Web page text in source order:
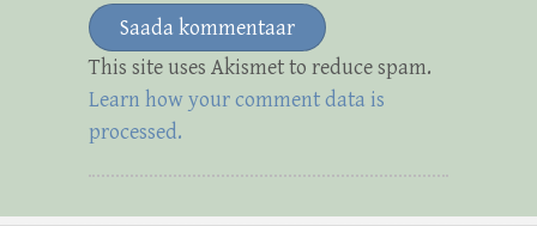
This site uses Akismet to reduce spam.
Learn how your comment data is
processed.